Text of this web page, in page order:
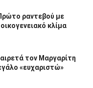
ραντεβού με
κλίμα
τον Μαργαρίτη
«ευχαριστώ»